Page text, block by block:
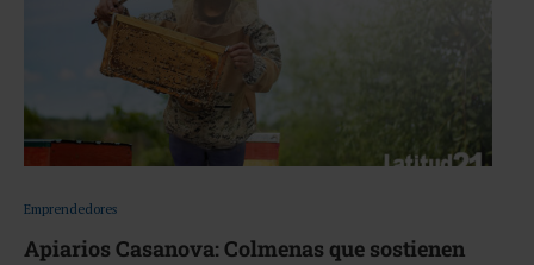
Emprendedores
Apiarios Casanova: Colmenas que sostienen